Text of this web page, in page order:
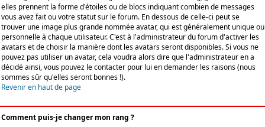
elles prennent la forme d'étoiles ou de blocs indiquant combien de messages
vous avez fait ou votre statut sur le forum. En dessous de celle-ci peut se
trouver une image plus grande nommée avatar, qui est généralement unique ou
personnelle à chaque utilisateur. C'est à l'administrateur du forum d'activer les
avatars et de choisir la manière dont les avatars seront disponibles. Si vous ne
pouvez pas utiliser un avatar, cela voudra alors dire que l'administrateur en a
décidé ainsi, vous pouvez le contacter pour lui en demander les raisons (nous
sommes sûr qu'elles seront bonnes !).
Revenir en haut de page
Comment puis-je changer mon rang ?